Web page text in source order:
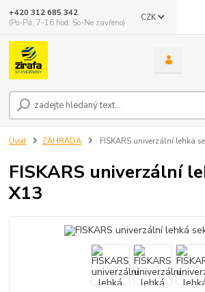
CZK
+420 312 685 342
(Po-Pá, 7-16 hod. So-Ne zavřeno)
Úvod ZAHRADA FISKARS univerzální lehká
FISKARS univerzální
X13